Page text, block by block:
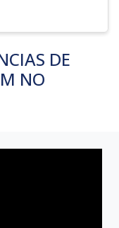
DE
NO